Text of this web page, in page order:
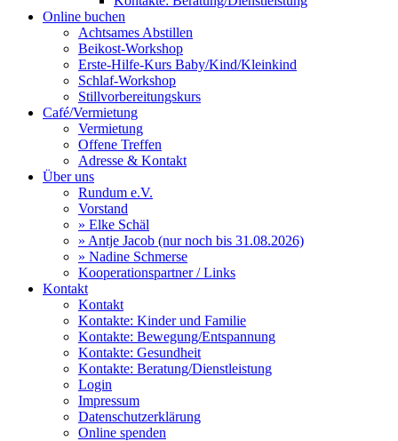
Online buchen
Achtsames Abstillen
Beikost-Workshop
Erste-Hilfe-Kurs Baby/Kind/Kleinkind
Schlaf-Workshop
Stillvorbereitungskurs
Café/Vermietung
Vermietung
Offene Treffen
Adresse & Kontakt
Über uns
Rundum e.V.
Vorstand
» Elke Schäl
» Antje Jacob (nur noch bis 31.08.2026)
» Nadine Schmerse
Kooperationspartner / Links
Kontakt
Kontakt
Kontakte: Kinder und Familie
Kontakte: Bewegung/Entspannung
Kontakte: Gesundheit
Kontakte: Beratung/Dienstleistung
Login
Impressum
Datenschutzerklärung
Online spenden